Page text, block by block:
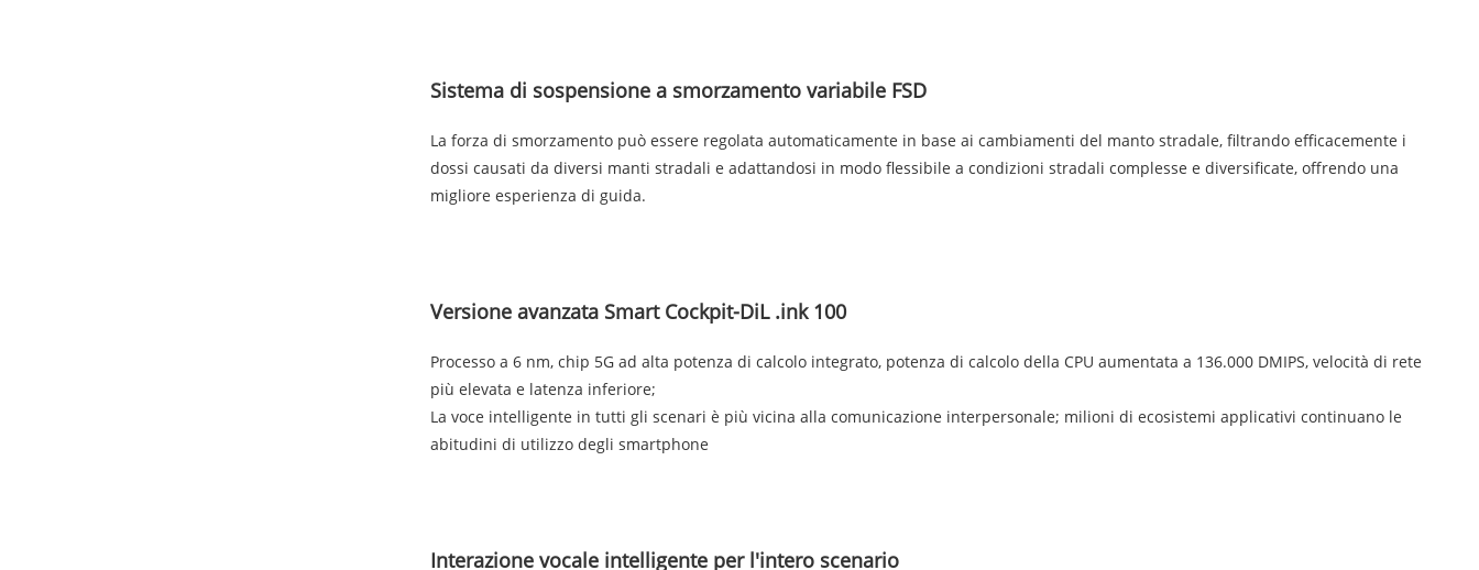
Sistema di sospensione a smorzamento variabile FSD
La forza di smorzamento può essere regolata automaticamente in base ai cambiamenti del manto stradale, filtrando efficacemente i
dossi causati da diversi manti stradali e adattandosi in modo flessibile a condizioni stradali complesse e diversificate, offrendo una
migliore esperienza di guida.
Versione avanzata Smart Cockpit-DiL .ink 100
Processo a 6 nm, chip 5G ad alta potenza di calcolo integrato, potenza di calcolo della CPU aumentata a 136.000 DMIPS, velocità di rete
più elevata e latenza inferiore;
La voce intelligente in tutti gli scenari è più vicina alla comunicazione interpersonale; milioni di ecosistemi applicativi continuano le
abitudini di utilizzo degli smartphone
Interazione vocale intelligente per l'intero scenario